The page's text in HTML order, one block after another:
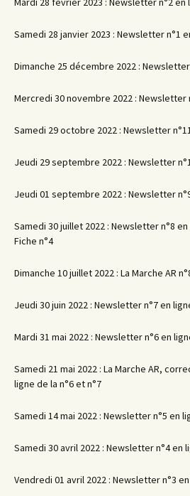
Samedi 28 janvier 2023 : Newsletter n°1
Dimanche 25 décembre 2022 :
Mercredi 30 novembre 2022 : Newsletter
Samedi 29 octobre 2022 : Newsletter
Jeudi 29 septembre 2022 : Newsletter
Jeudi 01 septembre 2022 : Newsletter
Samedi 30 juillet 2022 : Newsletter n°8
Fiche n°4
Dimanche 10 juillet 2022 : La Marche AR
Jeudi 30 juin 2022 : Newsletter n°7 en
Mardi 31 mai 2022 : Newsletter n°6 en
Samedi 21 mai 2022 : La Marche AR,
ligne de la n°6 et n°7
Samedi 14 mai 2022 : Newsletter n°5 en
Samedi 30 avril 2022 : Newsletter n°4 en
Vendredi 01 avril 2022 : Newsletter n°3